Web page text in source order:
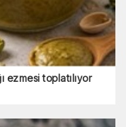
ezmesi toplatılıyor